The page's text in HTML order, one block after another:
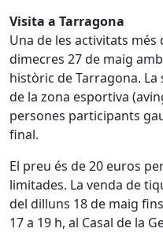
Visita a Tarragona
Una de les activitats
dimecres 27 de maig
històric de Tarragona. La
de la zona esportiva
persones participants
final.
El preu és de 20 euros
limitades. La venda de
del dilluns 18 de maig
17 a 19 h, al Casal de la